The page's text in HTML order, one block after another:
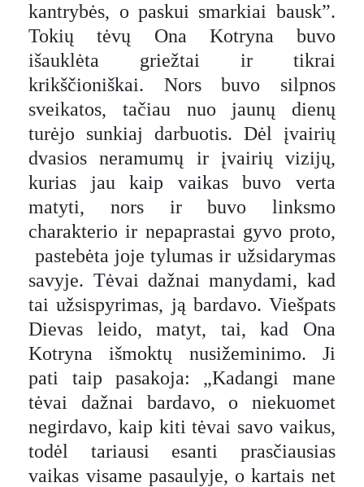
kantrybės, o paskui smarkiai bausk”.
Tokių tėvų Ona Kotryna buvo
išauklėta griežtai ir tikrai
krikščioniškai. Nors buvo silpnos
sveikatos, tačiau nuo jaunų dienų
turėjo sunkiaj darbuotis. Dėl įvairių
dvasios neramumų ir įvairių vizijų,
kurias jau kaip vaikas buvo verta
matyti, nors ir buvo linksmo
charakterio ir nepaprastai gyvo proto,
pastebėta joje tylumas ir užsidarymas
savyje. Tėvai dažnai manydami, kad
tai užsispyrimas, ją bardavo. Viešpats
Dievas leido, matyt, tai, kad Ona
Kotryna išmoktų nusižeminimo. Ji
pati taip pasakoja: „Kadangi mane
tėvai dažnai bardavo, o niekuomet
negirdavo, kaip kiti tėvai savo vaikus,
todėl tariausi esanti prasčiausias
vaikas visame pasaulyje, o kartais net